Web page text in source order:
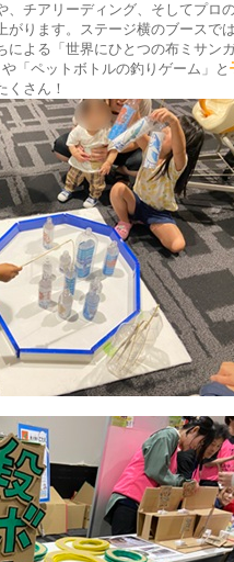
、チアリーディング、そしてプロ
がります。ステージ横のブースで
による「世界にひとつの布ミサン
「ペットボトルの釣りゲーム」と
くさん！